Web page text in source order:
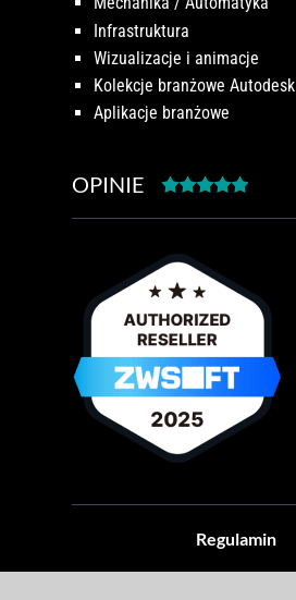
Infrastruktura
Wizualizacje i animacje
Kolekcje branżowe Autodesk
Aplikacje branżowe
OPINIE
Regulamin